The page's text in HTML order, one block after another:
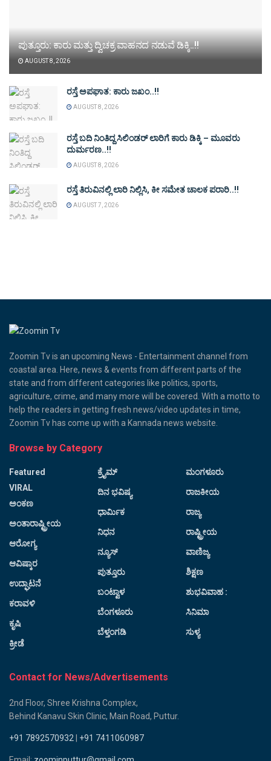
ಪುತ್ತೂರು: ಕಾರು ಮತ್ತು ದ್ವಿಚಕ್ರ ವಾಹನದ ನಡುವೆ ಡಿಕ್ಕಿ..!!
AUGUST 8, 2026
ರಸ್ತೆ ಅಪಘಾತ: ಕಾರು ಜಖಂ..!!
AUGUST 8, 2026
ರಸ್ತೆ ಬದಿ ನಿಂತಿದ್ದ ಸಿಲಿಂಡರ್ ಲಾರಿಗೆ ಕಾರು ಡಿಕ್ಕಿ – ಮೂವರು
ದುರ್ಮರಣ..!!
AUGUST 8, 2026
ರಸ್ತೆ ತಿರುವಿನಲ್ಲಿ ಲಾರಿ ನಿಲ್ಲಿಸಿ, ಕೀ ಸಮೇತ ಚಾಲಕ ಪರಾರಿ..!!
AUGUST 7, 2026
Zoomin Tv is an upcoming News - Entertainment channel from
coastal area. Here, news & events from different parts of the
state and from different categories like politics, sports,
agriculture, crime, and many more will be covered. With a motto to
help the readers in getting fresh news/video updates in time,
Zoomin Tv has come up with a Kannada news website.
Browse by Category
Featured
VIRAL
ಅಂಕಣ
ಅಂತಾರಾಷ್ಟ್ರೀಯ
ಆರೋಗ್ಯ
ಆವಿಷ್ಕಾರ
ಉದ್ಘಾಟನೆ
ಕರಾವಳಿ
ಕೃಷಿ
ಕ್ರೀಡೆ
ಕ್ರೈಮ್
ದಿನ ಭವಿಷ್ಯ
ಧಾರ್ಮಿಕ
ನಿಧನ
ನ್ಯೂಸ್
ಪುತ್ತೂರು
ಬಂಟ್ವಾಳ
ಬೆಂಗಳೂರು
ಬೆಳ್ತಂಗಡಿ
ಮಂಗಳೂರು
ರಾಜಕೀಯ
ರಾಜ್ಯ
ರಾಷ್ಟ್ರೀಯ
ವಾಣಿಜ್ಯ
ಶಿಕ್ಷಣ
ಶುಭವಿವಾಹ :
ಸಿನಿಮಾ
ಸುಳ್ಯ
Contact for News/Advertisements
2nd Floor, Shree Krishna Complex,
Behind Kanavu Skin Clinic, Main Road, Puttur.
+91 7892570932 +91 7411060987